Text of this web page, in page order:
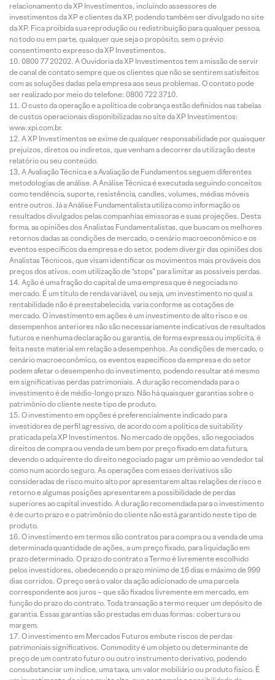
relacionamento da XP Investimentos, incluindo assessores de
investimentos da XP e clientes da XP, podendo também ser divulgado no site
da XP. Fica proibida sua reprodução ou redistribuição para qualquer pessoa,
no todo ou em parte, qualquer que seja o propósito, sem o prévio
consentimento expresso da XP Investimentos.
0800 77 20202. A Ouvidoria da XP Investimentos tem a missão de servir
de canal de contato sempre que os clientes que não se sentirem satisfeitos
com as soluções dadas pela empresa aos seus problemas. O contato pode
ser realizado por meio do telefone: 0800 722 3710.
O custo da operação e a política de cobrança estão definidos nas tabelas
de custos operacionais disponibilizadas no site da XP Investimentos:
www.xpi.com.br.
A XP Investimentos se exime de qualquer responsabilidade por quaisquer
prejuízos, diretos ou indiretos, que venham a decorrer da utilização deste
relatório ou seu conteúdo.
A Avaliação Técnica e a Avaliação de Fundamentos seguem diferentes
metodologias de análise. A Análise Técnica é executada seguindo conceitos
como tendência, suporte, resistência, candles, volumes, médias móveis
entre outros. Já a Análise Fundamentalista utiliza como informação os
resultados divulgados pelas companhias emissoras e suas projeções. Desta
forma, as opiniões dos Analistas Fundamentalistas, que buscam os melhores
retornos dadas as condições de mercado, o cenário macroeconômico e os
eventos específicos da empresa e do setor, podem divergir das opiniões dos
Analistas Técnicos, que visam identificar os movimentos mais prováveis dos
preços dos ativos, com utilização de “stops” para limitar as possíveis perdas.
Ação é uma fração do capital de uma empresa que é negociada no
mercado. É um título de renda variável, ou seja, um investimento no qual a
rentabilidade não é preestabelecida, varia conforme as cotações de
mercado. O investimento em ações é um investimento de alto risco e os
desempenhos anteriores não são necessariamente indicativos de resultados
futuros e nenhuma declaração ou garantia, de forma expressa ou implícita, é
feita neste material em relação a desempenhos. As condições de mercado, o
cenário macroeconômico, os eventos específicos da empresa e do setor
podem afetar o desempenho do investimento, podendo resultar até mesmo
em significativas perdas patrimoniais. A duração recomendada para o
investimento é de médio-longo prazo. Não há quaisquer garantias sobre o
patrimônio do cliente neste tipo de produto.
O investimento em opções é preferencialmente indicado para
investidores de perfil agressivo, de acordo com a política de suitability
praticada pela XP Investimentos. No mercado de opções, são negociados
direitos de compra ou venda de um bem por preço fixado em data futura,
devendo o adquirente do direito negociado pagar um prêmio ao vendedor tal
como num acordo seguro. As operações com esses derivativos são
consideradas de risco muito alto por apresentarem altas relações de risco e
retorno e algumas posições apresentarem a possibilidade de perdas
superiores ao capital investido. A duração recomendada para o investimento
é de curto prazo e o patrimônio do cliente não está garantido neste tipo de
produto.
O investimento em termos são contratos para compra ou a venda de uma
determinada quantidade de ações, a um preço fixado, para liquidação em
prazo determinado. O prazo do contrato a Termo é livremente escolhido
pelos investidores, obedecendo o prazo mínimo de 16 dias e máximo de 999
dias corridos. O preço será o valor da ação adicionado de uma parcela
correspondente aos juros – que são fixados livremente em mercado, em
função do prazo do contrato. Toda transação a termo requer um depósito de
garantia. Essas garantias são prestadas em duas formas: cobertura ou
margem.
O investimento em Mercados Futuros embute riscos de perdas
patrimoniais significativos. Commodity é um objeto ou determinante de
preço de um contrato futuro ou outro instrumento derivativo, podendo
consubstanciar um índice, uma taxa, um valor mobiliário ou produto físico. É